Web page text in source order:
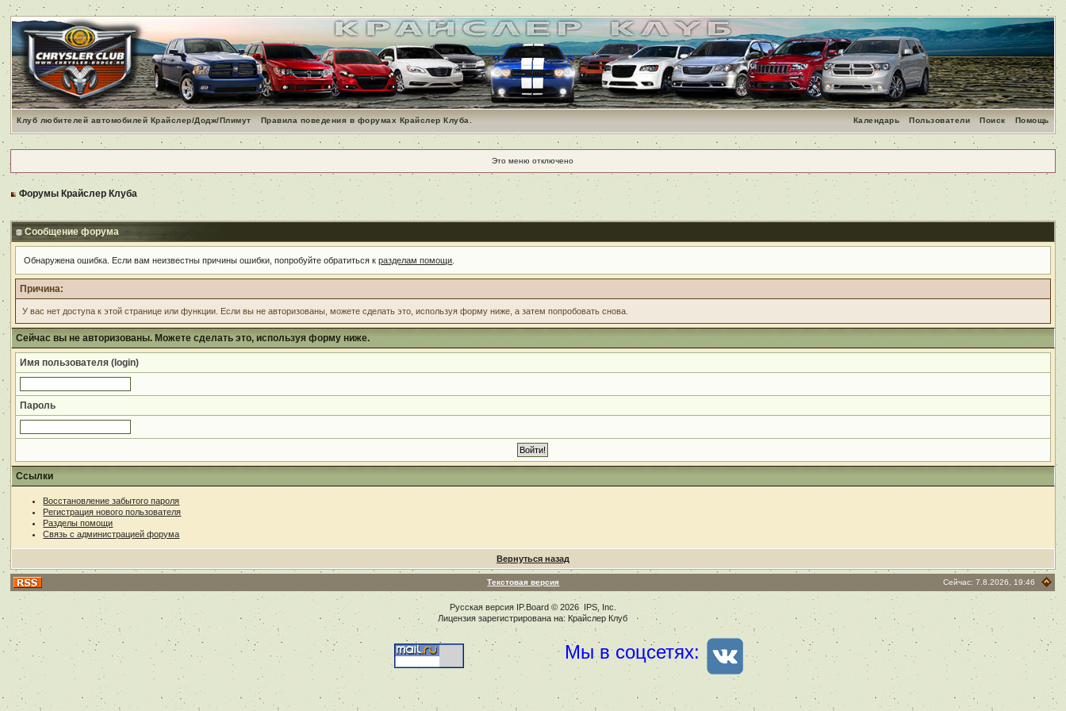
Клуб любителей автомобилей Крайслер/Додж/Плимут Правила поведения в форумах Крайслер Клуба. Помощь
Поиск
Пользователи
Календарь
Это меню отключено
Форумы Крайслер Клуба
Сообщение форума
Обнаружена ошибка. Если вам неизвестны причины ошибки, попробуйте обратиться кразделам помощи
Причина:
У вас нет доступа к этой странице или функции. Если вы не авторизованы, можете сделать это, используя форму ниже, а затем попробовать снова.
Сейчас вы не авторизованы. Можете сделать это, используя форму ниже.
Имя пользователя (login)
Пароль
Ссылки
Восстановление забытого пароля
Регистрация нового пользователя
Разделы помощи
Связь с администрацией форума
Вернуться назад
Текстовая версия Сейчас: 7.8.2026, 19:46
Русская версия IP.Board© 2026IPS, Inc
Лицензия зарегистрирована на: Крайслер Клуб
Мы в соцсетях: